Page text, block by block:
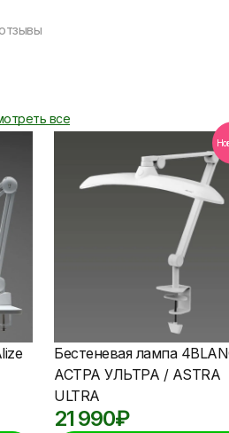
все
Бестеневая лампа
АСТРА УЛЬТРА / ASTRA
ULTRA
21 990₽